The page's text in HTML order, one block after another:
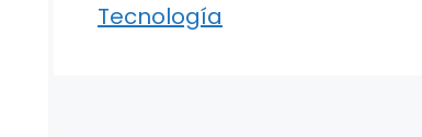
Tecnología